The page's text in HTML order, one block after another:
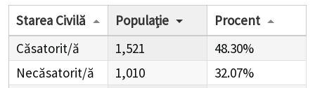
Starea Civilă Populație
Procent
Căsatorit/ă
1,521
48.30%
Necăsatorit/ă
1,010
32.07%